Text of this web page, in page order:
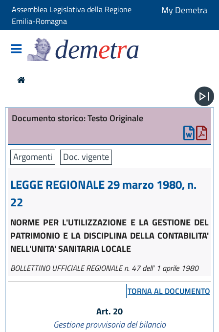
Assemblea Legislativa della Regione
Emilia-Romagna
My Demetra
demetra
Documento storico: Testo Originale
Argomenti Doc. vigente
LEGGE REGIONALE 29 marzo 1980, n.
22
NORME PER L'UTILIZZAZIONE E LA GESTIONE DEL
PATRIMONIO E LA DISCIPLINA DELLA CONTABILITA'
NELL'UNITA' SANITARIA LOCALE
BOLLETTINO UFFICIALE REGIONALE n. 47 dell' 1 aprile 1980
TORNA AL DOCUMENTO
Art. 20
Gestione provvisoria del bilancio